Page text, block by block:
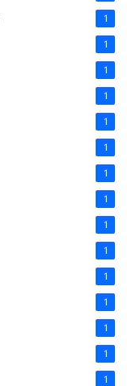
1
1
1
1
1
1
1
1
1
1
1
1
1
1
1